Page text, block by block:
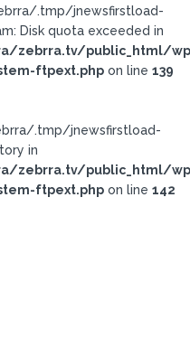
.tmp/jnewsfirstload-
Disk quota exceeded in
zebrra.tv/public_html/
ftpext.php on line 139
.tmp/jnewsfirstload-
in
zebrra.tv/public_html/
ftpext.php on line 142